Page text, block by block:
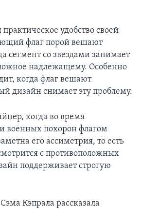
удобство своей
флаг порой вешают
сегмент со звездами занимает
надлежащему. Особенно
когда флаг вешают
дизайн снимает эту проблему.
когда во время
военных похорон флагом
его ассиметрия, то есть
с противоположных
поддерживает строгую
Кэпрала рассказала